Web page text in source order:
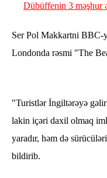
Dübüffenin 3 məşhur
Ser Pol Makkartni BBC-
Londonda rəsmi "The
"Turistlər İngiltərəyə
lakin içəri daxil olmaq
yaradır, həm də
bildirib.